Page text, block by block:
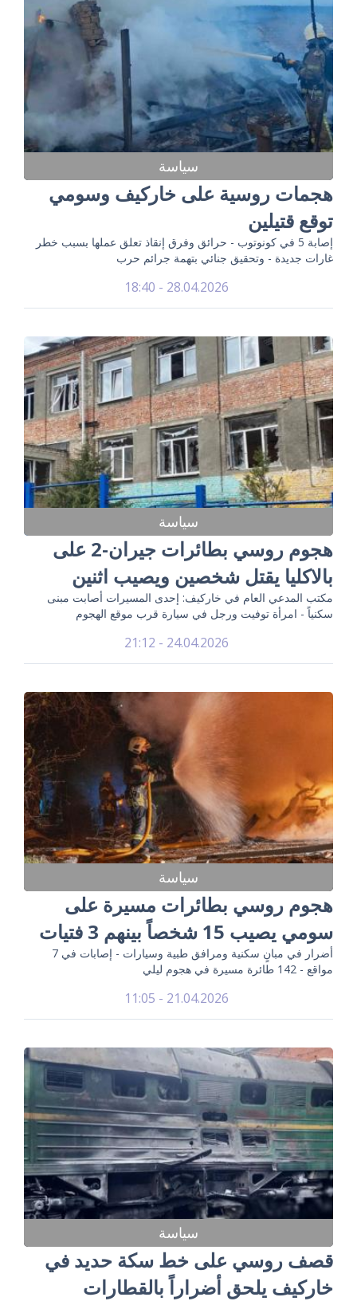
سياسة
هجمات روسية على خاركيف وسومي
توقع قتيلين
إصابة 5 في كونوتوب - حرائق وفرق إنقاذ تعلق عملها بسبب خطر
غارات جديدة - وتحقيق جنائي بتهمة جرائم حرب
28.04.2026 - 18:40
سياسة
هجوم روسي بطائرات جيران-2 على
بالاكليا يقتل شخصين ويصيب اثنين
مكتب المدعي العام في خاركيف: إحدى المسيرات أصابت مبنى
سكنياً - امرأة توفيت ورجل في سيارة قرب موقع الهجوم
24.04.2026 - 21:12
سياسة
هجوم روسي بطائرات مسيرة على
سومي يصيب 15 شخصاً بينهم 3 فتيات
أضرار في مبانٍ سكنية ومرافق طبية وسيارات - إصابات في 7
مواقع - 142 طائرة مسيرة في هجوم ليلي
21.04.2026 - 11:05
سياسة
قصف روسي على خط سكة حديد في
خاركيف يلحق أضراراً بالقطارات